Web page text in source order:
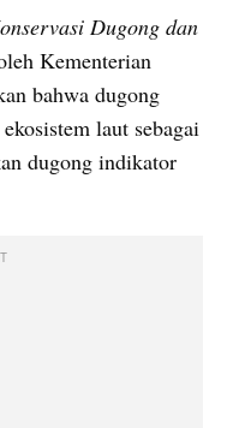
Dugong dan
Kementerian
bahwa dugong
laut sebagai
dugong indikator